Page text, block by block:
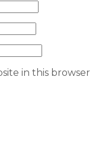
in this browser